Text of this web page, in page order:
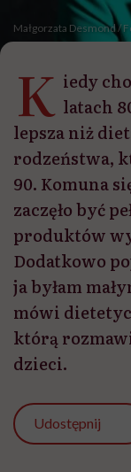
Małgorzata Desmond /
K iedy
latach
lepsza niż
rodzeństwa,
90. Komuna
zaczęło być
produktów
Dodatkowo
ja byłam
mówi
którą
dzieci.
Udostępnij